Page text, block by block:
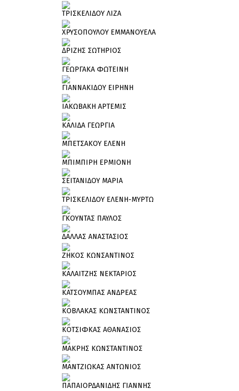
ΤΡΙΣΚΕΛΙΔΟΥ ΛΙΖΑ
ΧΡΥΣΟΠΟΥΛΟΥ ΕΜΜΑΝΟΥΕΛΑ
ΔΡΙΖΗΣ ΣΩΤΗΡΙΟΣ
ΓΕΩΡΓΑΚΑ ΦΩΤΕΙΝΗ
ΓΙΑΝΝΑΚΙΔΟΥ ΕΙΡΗΝΗ
ΙΑΚΩΒΑΚΗ ΑΡΤΕΜΙΣ
ΚΑΛΙΔΑ ΓΕΩΡΓΙΑ
ΜΠΕΤΣΑΚΟΥ ΕΛΕΝΗ
ΜΠΙΜΠΙΡΗ ΕΡΜΙΟΝΗ
ΣΕΙΤΑΝΙΔΟΥ ΜΑΡΙΑ
ΤΡΙΣΚΕΛΙΔΟΥ ΕΛΕΝΗ-ΜΥΡΤΩ
ΓΚΟΥΝΤΑΣ ΠΑΥΛΟΣ
ΔΑΛΛΑΣ ΑΝΑΣΤΑΣΙΟΣ
ΖΗΚΟΣ ΚΩΝΣΑΝΤΙΝΟΣ
ΚΑΛΑΙΤΖΗΣ ΝΕΚΤΑΡΙΟΣ
ΚΑΤΣΟΥΜΠΑΣ ΑΝΔΡΕΑΣ
ΚΟΒΛΑΚΑΣ ΚΩΝΣΤΑΝΤΙΝΟΣ
ΚΟΤΣΙΦΚΑΣ ΑΘΑΝΑΣΙΟΣ
ΜΑΚΡΗΣ ΚΩΝΣΤΑΝΤΙΝΟΣ
ΜΑΝΤΖΙΩΚΑΣ ΑΝΤΩΝΙΟΣ
ΠΑΠΑΙΟΡΔΑΝΙΔΗΣ ΓΙΑΝΝΗΣ